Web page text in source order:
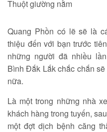
Quang Phồn có lẽ sẽ là
thiệu đến với bạn trước
những người đã nhiều
Bình Đắk Lắk chắc chắn
nữa.
Là một trong những nhà
khách hàng trong tuyến,
một đợt dịch bệnh căng